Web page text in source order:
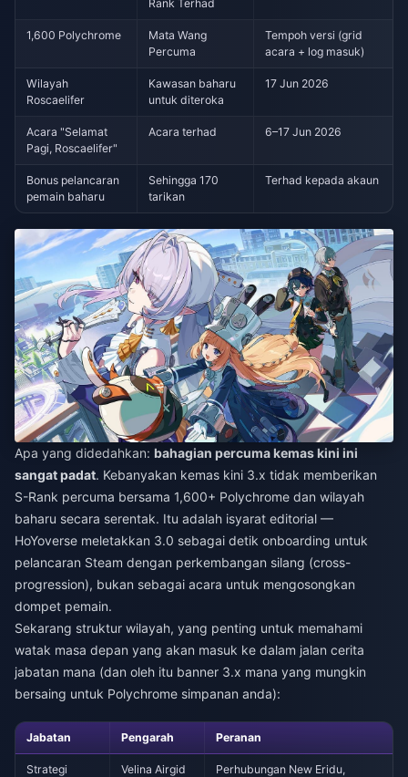
Rank Terhad
1,600 Polychrome
Mata Wang
Percuma
Tempoh versi (grid
acara + log masuk)
Wilayah
Roscaelifer
Kawasan baharu
untuk diteroka
17 Jun 2026
Acara "Selamat
Pagi, Roscaelifer"
Acara terhad 6–17 Jun 2026
Bonus pelancaran
pemain baharu
Sehingga 170
tarikan
Terhad kepada akaun
Apa yang didedahkan: bahagian percuma kemas kini ini
sangat padat. Kebanyakan kemas kini 3.x tidak memberikan
S-Rank percuma bersama 1,600+ Polychrome dan wilayah
baharu secara serentak. Itu adalah isyarat editorial —
HoYoverse meletakkan 3.0 sebagai detik onboarding untuk
pelancaran Steam dengan perkembangan silang (cross-
progression), bukan sebagai acara untuk mengosongkan
dompet pemain.
Sekarang struktur wilayah, yang penting untuk memahami
watak masa depan yang akan masuk ke dalam jalan cerita
jabatan mana (dan oleh itu banner 3.x mana yang mungkin
bersaing untuk Polychrome simpanan anda):
Jabatan Pengarah Peranan
Strategi
Velina Airgid
Perhubungan New Eridu,